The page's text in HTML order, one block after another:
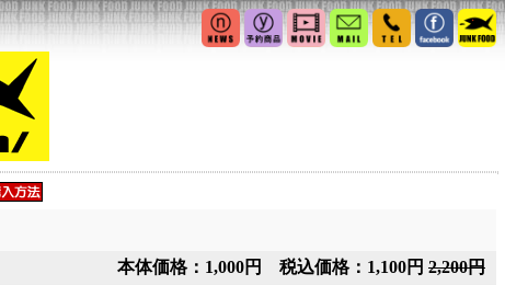
本体価格：1,000円 税込価格：1,100円 2,200円